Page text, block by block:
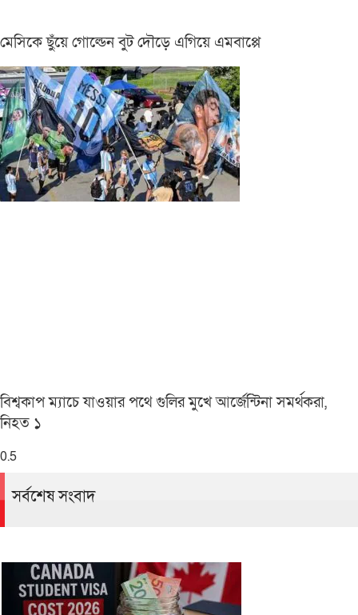
মেসিকে ছুঁয়ে গোল্ডেন বুট দৌড়ে এগিয়ে এমবাপ্পে
বিশ্বকাপ ম্যাচে যাওয়ার পথে গুলির মুখে আর্জেন্টিনা সমর্থকরা,
নিহত ১
সর্বশেষ সংবাদ